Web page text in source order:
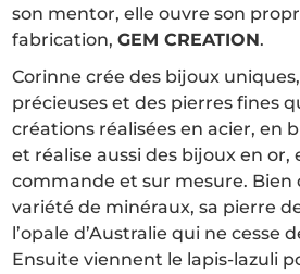
son mentor, elle ouvre son
fabrication,GEM CREATION.
Corinne crée des bijoux
précieuses et des pierres fines
créations réalisées en acier, en
et réalise aussi des bijoux en or,
commande et sur mesure. Bien
variété de minéraux, sa pierre
l’opale d’Australie qui ne cesse
Ensuite viennent le lapis-lazuli